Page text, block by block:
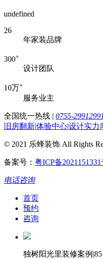
undefined
26
年家装品牌
300+
设计团队
10万+
服务业主
全国统一热线 | 0755-
旧房翻新|体验中心|设计实力|
© 2021 乐蜂装饰 All Rights
备案号： 粤ICP备2021151331
电话咨询
首页
预约
咨询
独树阳光里装修案例